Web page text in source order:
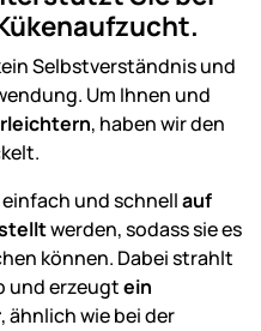
Selbstverständnis und
Um Ihnen und
, haben wir den
und schnellauf
werden, sodass sie es
können. Dabei strahlt
und erzeugtein
, ähnlich wie bei der